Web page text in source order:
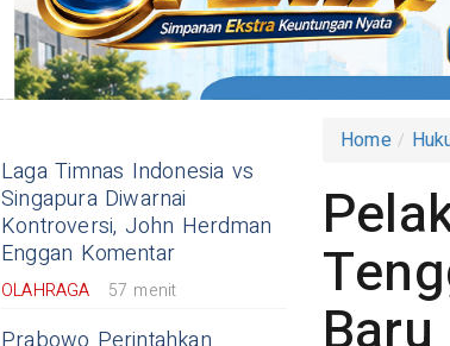
Laga Timnas Indonesia vs
Singapura Diwarnai
Kontroversi, John Herdman
Enggan Komentar
OLAHRAGA 57 menit
Home